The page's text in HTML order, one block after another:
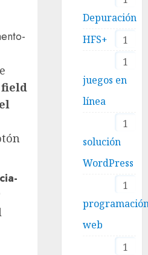
Depuración
1
HFS+
1
juegos en
línea
1
solución
WordPress
1
web
1